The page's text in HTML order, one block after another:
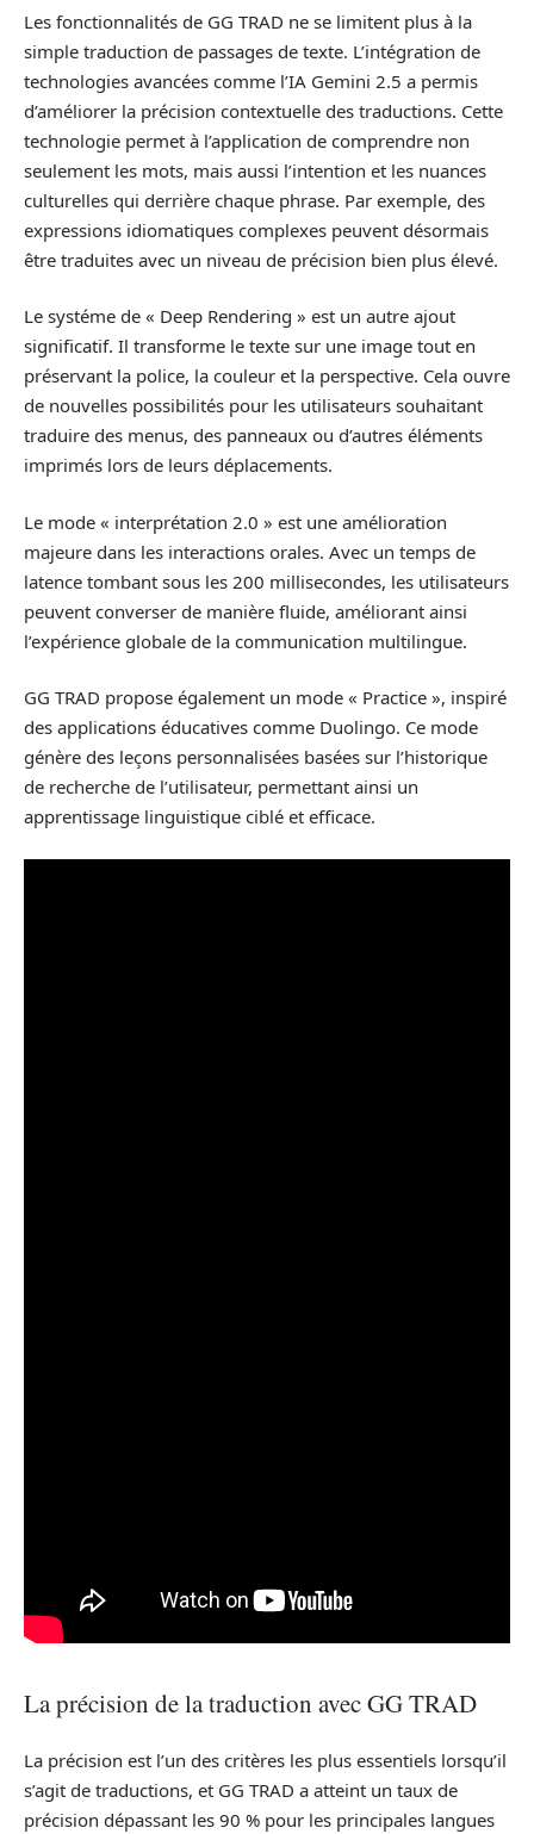
Les fonctionnalités de GG TRAD ne se limitent plus à la
simple traduction de passages de texte. L’intégration de
technologies avancées comme l’IA Gemini 2.5 a permis
d’améliorer la précision contextuelle des traductions. Cette
technologie permet à l’application de comprendre non
seulement les mots, mais aussi l’intention et les nuances
culturelles qui derrière chaque phrase. Par exemple, des
expressions idiomatiques complexes peuvent désormais
être traduites avec un niveau de précision bien plus élevé.
Le systéme de « Deep Rendering » est un autre ajout
significatif. Il transforme le texte sur une image tout en
préservant la police, la couleur et la perspective. Cela ouvre
de nouvelles possibilités pour les utilisateurs souhaitant
traduire des menus, des panneaux ou d’autres éléments
imprimés lors de leurs déplacements.
Le mode « interprétation 2.0 » est une amélioration
majeure dans les interactions orales. Avec un temps de
latence tombant sous les 200 millisecondes, les utilisateurs
peuvent converser de manière fluide, améliorant ainsi
l’expérience globale de la communication multilingue.
GG TRAD propose également un mode « Practice », inspiré
des applications éducatives comme Duolingo. Ce mode
génère des leçons personnalisées basées sur l’historique
de recherche de l’utilisateur, permettant ainsi un
apprentissage linguistique ciblé et efficace.
La précision de la traduction avec GG TRAD
La précision est l’un des critères les plus essentiels lorsqu’il
s’agit de traductions, et GG TRAD a atteint un taux de
précision dépassant les 90 % pour les principales langues